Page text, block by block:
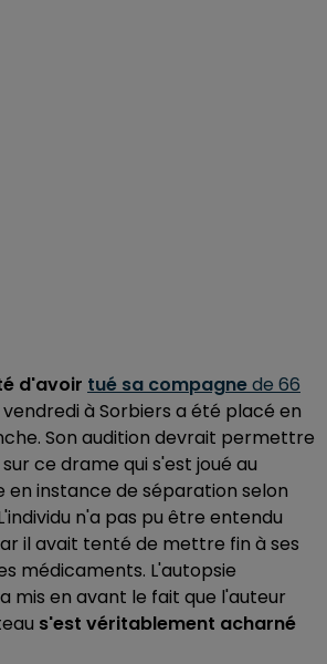
d'avoir tué sa compagnede 66
vendredi à Sorbiers a été placé en
Son audition devrait permettre
ce drame qui s'est joué au
en instance de séparation selon
n'a pas pu être entendu
il avait tenté de mettre fin à ses
médicaments. L'autopsie
mis en avant le fait que l'auteur
s'est véritablement acharné